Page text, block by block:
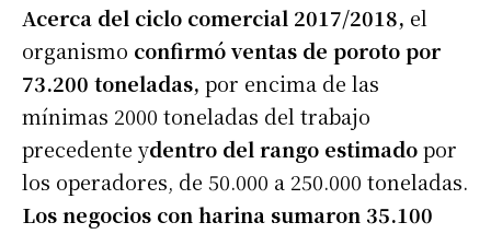
Acerca del ciclo comercial 2017/2018, el
organismo confirmó ventas de poroto por
73.200 toneladas, por encima de las
mínimas 2000 toneladas del trabajo
precedente ydentro del rango estimadopor
los operadores, de 50.000 a 250.000 toneladas.
Los negocios con harina sumaron 35.100